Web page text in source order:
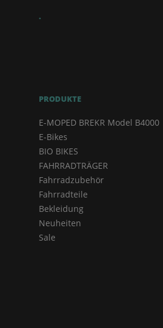
.
PRODUKTE
E-MOPED BREKR Model B4000
E-Bikes
BIO BIKES
FAHRRADTRÄGER
Fahrradzubehör
Fahrradteile
Bekleidung
Neuheiten
Sale